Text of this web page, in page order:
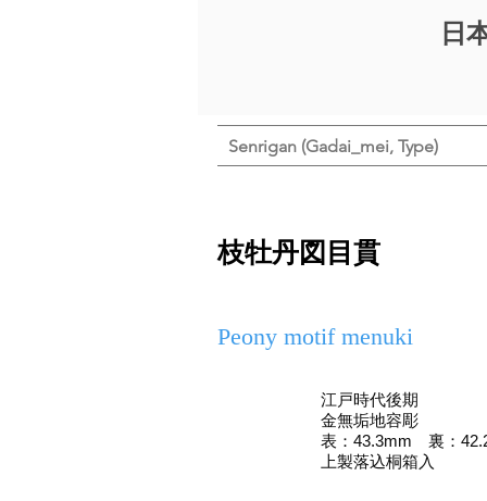
日
Senrigan (Gadai_mei, Type)
枝牡丹図目貫
Peony motif menuki
江戸時代後期
金無垢地容彫
表：43.3mm 裏：
上製落込桐箱入